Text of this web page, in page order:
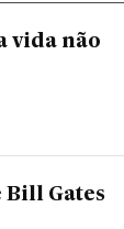
vida não
Gates